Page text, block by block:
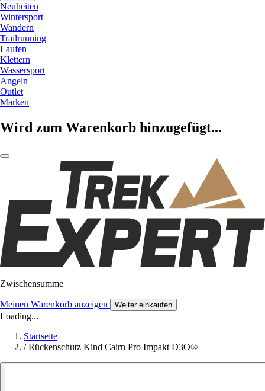
Neuheiten
Wintersport
Wandern
Trailrunning
Laufen
Klettern
Wassersport
Angeln
Outlet
Marken
Wird zum Warenkorb hinzugefügt...
Zwischensumme
Meinen Warenkorb anzeigen Weiter einkaufen
Loading...
Startseite
/ Rückenschutz Kind Cairn Pro Impakt D3O®